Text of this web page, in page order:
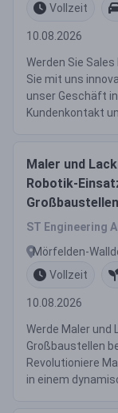
Vollzeit
10.08.2026
Werden Sie
Sie mit uns
unser Geschäft
Kundenkontakt
Maler und
Robotik-
Großbaustellen
ST Engineering
Mörfelden-
Vollzeit
10.08.2026
Werde Maler
Großbaustellen
Revolutioniere
in einem